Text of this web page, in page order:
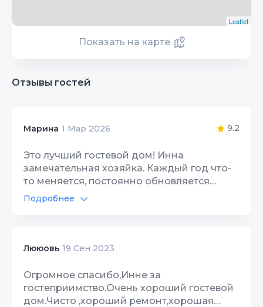
Leaflet
Показать на карте
Отзывы гостей
Марина 1 Мар 2026 9.2
Это лучший гостевой дом! Инна
замечательная хозяйка. Каждый год что-
то меняется, постоянно обновляется
интерьер номеров. Всё необходимое для
комфортного отдыха. Море в 5 минутах,
протяжении 20лет только у Инны.
Расположение
Подробнее
Лююовь 19 Сен 2023
Огромное спасибо,Инне за
гостеприимство.Очень хороший гостевой
дом.Чисто ,хороший ремонт,хорошая